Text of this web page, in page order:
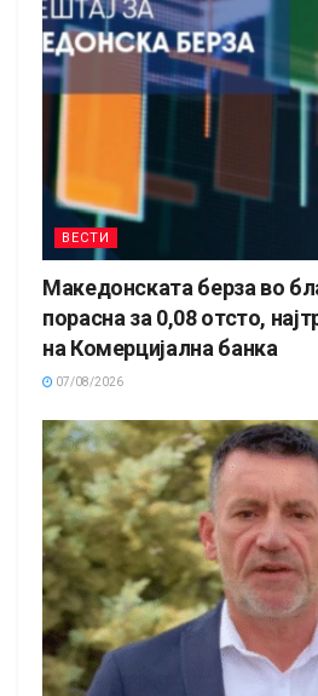
ВЕСТИ
Македонската берза во
порасна за 0,08 отсто,
на Комерцијална банка
07/08/2026